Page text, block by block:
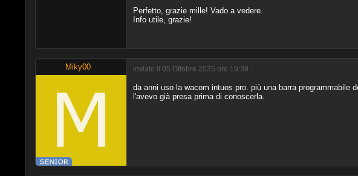
Perfetto, grazie mille! Vado a vedere.
Info utile, grazie!
Miky00 inviato il 05 Ottobre 2025 ore 19:39
da anni uso la wacom intuos pro. più una barra
l'avevo già presa prima di conoscerla.